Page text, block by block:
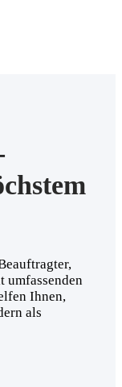
umfassenden
Ihnen,
als